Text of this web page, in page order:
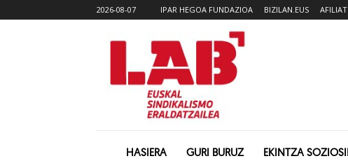
2026-08-07 IPAR HEGOA FUNDAZIOA BIZILAN.EUS
HASIERA GURI BURUZ EKINTZA